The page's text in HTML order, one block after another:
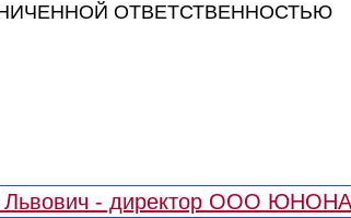
ОТВЕТСТВЕННОСТЬЮ